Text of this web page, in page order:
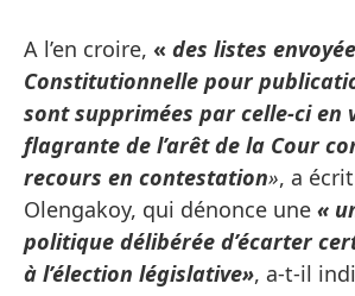
A l’en croire, « des listes
Constitutionnelle pour
sont supprimées par celle-ci en
flagrante de l’arêt de la Cour
recours en contestation», a
Olengakoy, qui dénonce une «
politique délibérée d’écarter
à l’élection législative», a-t-il